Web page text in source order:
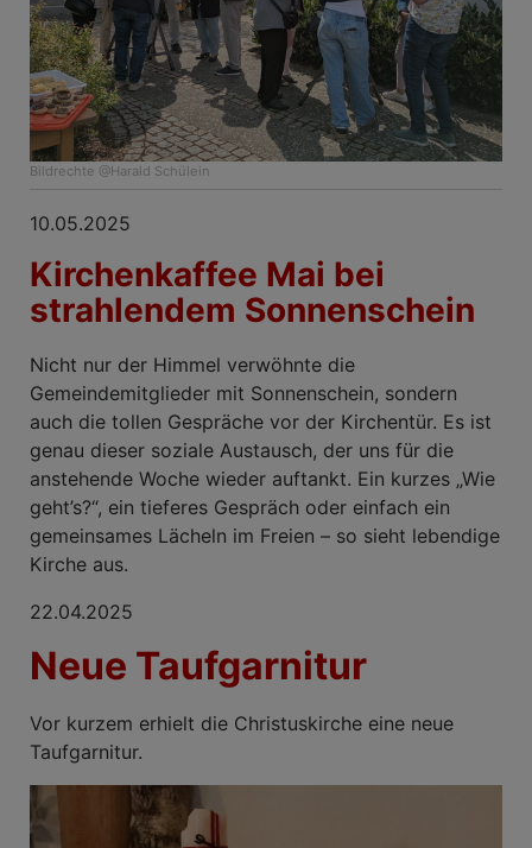
Bildrechte @Harald Schülein
10.05.2025
Kirchenkaffee Mai bei
strahlendem Sonnenschein
Nicht nur der Himmel verwöhnte die
Gemeindemitglieder mit Sonnenschein, sondern
auch die tollen Gespräche vor der Kirchentür. Es ist
genau dieser soziale Austausch, der uns für die
anstehende Woche wieder auftankt. Ein kurzes „Wie
geht’s?“, ein tieferes Gespräch oder einfach ein
gemeinsames Lächeln im Freien – so sieht lebendige
Kirche aus.
22.04.2025
Neue Taufgarnitur
Vor kurzem erhielt die Christuskirche eine neue
Taufgarnitur.